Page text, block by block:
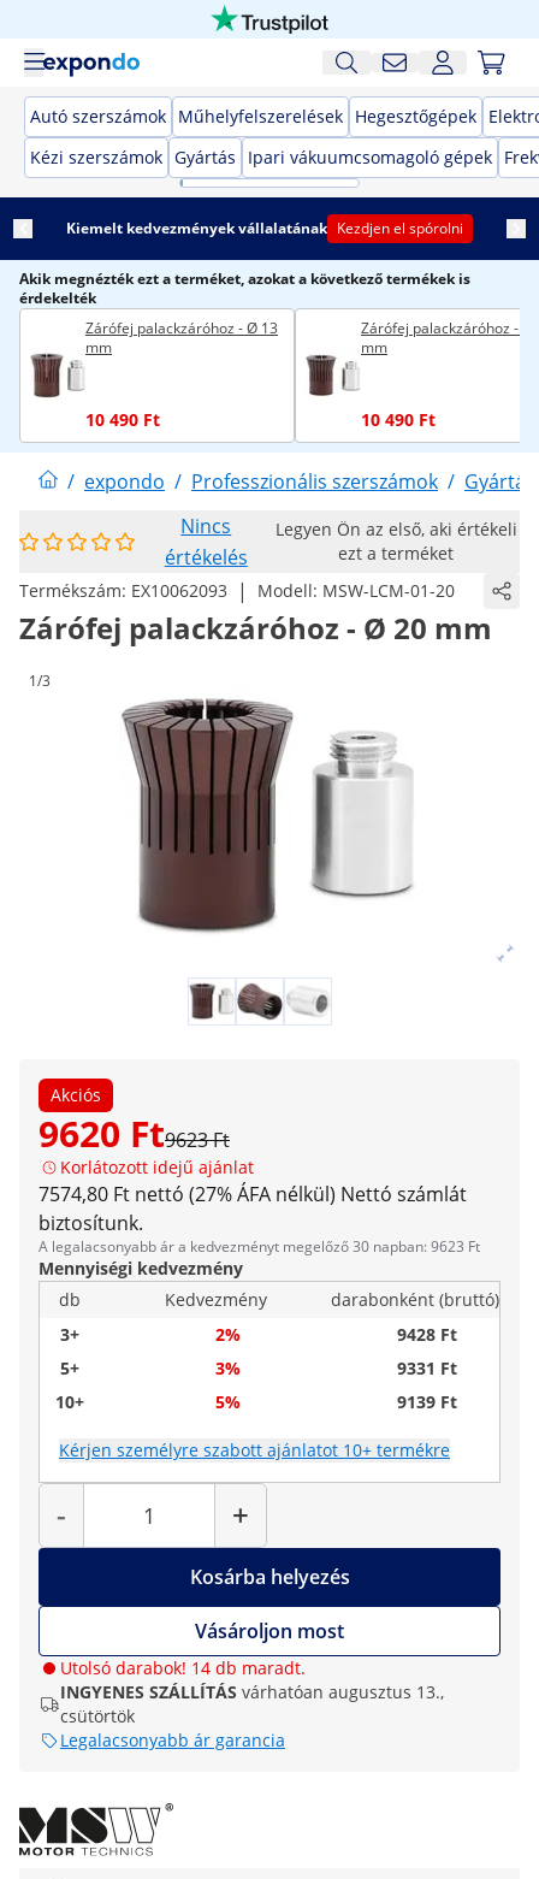
Autó szerszámok Műhelyfelszerelések Hegesztőgépek
Kézi szerszámok Gyártás Ipari vákuumcsomagoló gépek
Kiemelt kedvezmények vállalatának Kezdjen el spórolni
Akik megnézték ezt a terméket, azokat a következő termékek is
érdekelték
Zárófej palackzáróhoz - Ø 13
mm
10 490 Ft
Zárófej palackzáróhoz - Ø
mm
10 490 Ft
/ expondo / Professzionális szerszámok / Gyártás
Nincs
értékelés
Legyen Ön az első, aki értékeli
ezt a terméket
Termékszám: EX10062093 | Modell: MSW-LCM-01-20
Zárófej palackzáróhoz - Ø 20 mm
1/3
Akciós
9620 Ft9623 Ft
Korlátozott idejű ajánlat
7574,80 Ft nettó (27% ÁFA nélkül) Nettó számlát
biztosítunk.
A legalacsonyabb ár a kedvezményt megelőző 30 napban: 9623 Ft
Mennyiségi kedvezmény
db
Kedvezmény
darabonként (bruttó)
3+
2%
9428 Ft
5+
3%
9331 Ft
10+
5% 9139 Ft
Kérjen személyre szabott ajánlatot 10+ termékre
-
Mennyiség
+
Kosárba helyezés
Vásároljon most
Utolsó darabok! 14 db maradt.
INGYENES SZÁLLÍTÁS várhatóan augusztus 13.,
csütörtök
Legalacsonyabb ár garancia